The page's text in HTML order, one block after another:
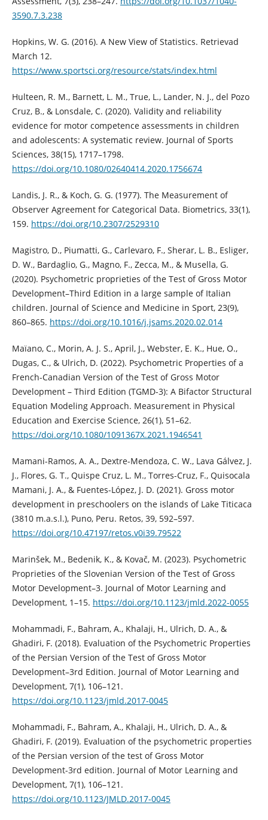
3590.7.3.238
Hopkins, W. G. (2016). A New View of Statistics. Retrievad
March 12.
https://www.sportsci.org/resource/stats/index.html
Hulteen, R. M., Barnett, L. M., True, L., Lander, N. J., del Pozo
Cruz, B., & Lonsdale, C. (2020). Validity and reliability
evidence for motor competence assessments in children
and adolescents: A systematic review. Journal of Sports
Sciences, 38(15), 1717–1798.
https://doi.org/10.1080/02640414.2020.1756674
Landis, J. R., & Koch, G. G. (1977). The Measurement of
Observer Agreement for Categorical Data. Biometrics, 33(1),
159. https://doi.org/10.2307/2529310
Magistro, D., Piumatti, G., Carlevaro, F., Sherar, L. B., Esliger,
D. W., Bardaglio, G., Magno, F., Zecca, M., & Musella, G.
(2020). Psychometric proprieties of the Test of Gross Motor
Development–Third Edition in a large sample of Italian
children. Journal of Science and Medicine in Sport, 23(9),
860–865. https://doi.org/10.1016/j.jsams.2020.02.014
Maïano, C., Morin, A. J. S., April, J., Webster, E. K., Hue, O.,
Dugas, C., & Ulrich, D. (2022). Psychometric Properties of a
French-Canadian Version of the Test of Gross Motor
Development – Third Edition (TGMD-3): A Bifactor Structural
Equation Modeling Approach. Measurement in Physical
Education and Exercise Science, 26(1), 51–62.
https://doi.org/10.1080/1091367X.2021.1946541
Mamani-Ramos, A. A., Dextre-Mendoza, C. W., Lava Gálvez, J.
J., Flores, G. T., Quispe Cruz, L. M., Torres-Cruz, F., Quisocala
Mamani, J. A., & Fuentes-López, J. D. (2021). Gross motor
development in preschoolers on the islands of Lake Titicaca
(3810 m.a.s.l.), Puno, Peru. Retos, 39, 592–597.
https://doi.org/10.47197/retos.v0i39.79522
Marinšek, M., Bedenik, K., & Kovač, M. (2023). Psychometric
Proprieties of the Slovenian Version of the Test of Gross
Motor Development–3. Journal of Motor Learning and
Development, 1–15. https://doi.org/10.1123/jmld.2022-0055
Mohammadi, F., Bahram, A., Khalaji, H., Ulrich, D. A., &
Ghadiri, F. (2018). Evaluation of the Psychometric Properties
of the Persian Version of the Test of Gross Motor
Development–3rd Edition. Journal of Motor Learning and
Development, 7(1), 106–121.
https://doi.org/10.1123/jmld.2017-0045
Mohammadi, F., Bahram, A., Khalaji, H., Ulrich, D. A., &
Ghadiri, F. (2019). Evaluation of the psychometric properties
of the Persian version of the test of Gross Motor
Development-3rd edition. Journal of Motor Learning and
Development, 7(1), 106–121.
https://doi.org/10.1123/JMLD.2017-0045